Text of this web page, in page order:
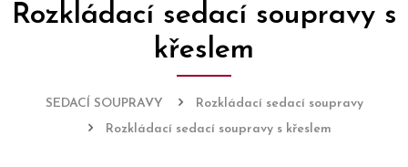
Rozkládací sedací soupravy s
křeslem
SEDACÍ SOUPRAVY
Rozkládací sedací soupravy
Rozkládací sedací soupravy s křeslem